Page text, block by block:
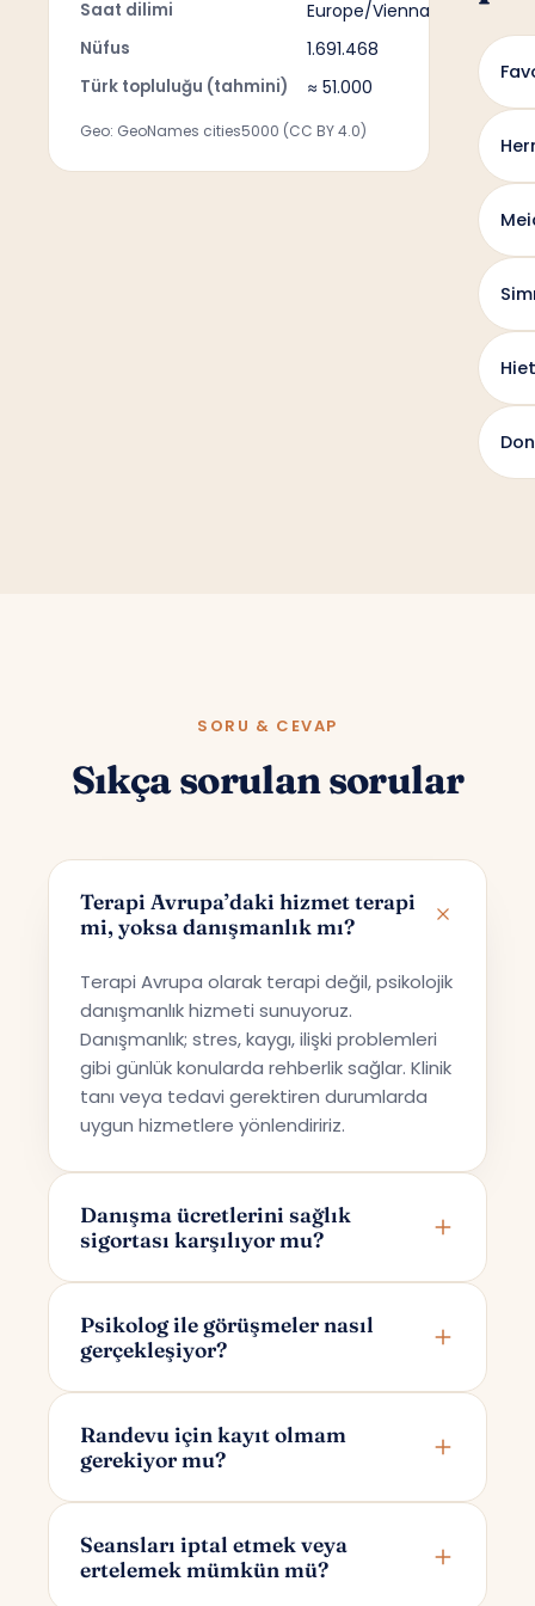
Saat dilimi Europe/Vienna
Nüfus 1.691.468
Türk topluluğu (tahmini) ≈ 51.000
Geo: GeoNames cities5000 (CC BY 4.0)
SORU & CEVAP
Sıkça sorulan sorular
Terapi Avrupa’daki hizmet terapi
mi, yoksa danışmanlık mı?
Terapi Avrupa olarak terapi değil, psikolojik
danışmanlık hizmeti sunuyoruz.
Danışmanlık; stres, kaygı, ilişki problemleri
gibi günlük konularda rehberlik sağlar. Klinik
tanı veya tedavi gerektiren durumlarda
uygun hizmetlere yönlendiririz.
Danışma ücretlerini sağlık
sigortası karşılıyor mu?
sunmaktadır; bu nedenle ücretler sağlık
sigortaları tarafından karşılanmamaktadır.
Psikolog ile görüşmeler nasıl
gerçekleşiyor?
üzerinden yapılır. Randevunuzu
oluşturduktan sonra yalnızca size ve
Randevu için kayıt olmam
gerekiyor mu?
posta adresinizi girmeniz yeterlidir. Bu
bilgilerle sizin için otomatik bir hesap
Seansları iptal etmek veya
ertelemek mümkün mü?